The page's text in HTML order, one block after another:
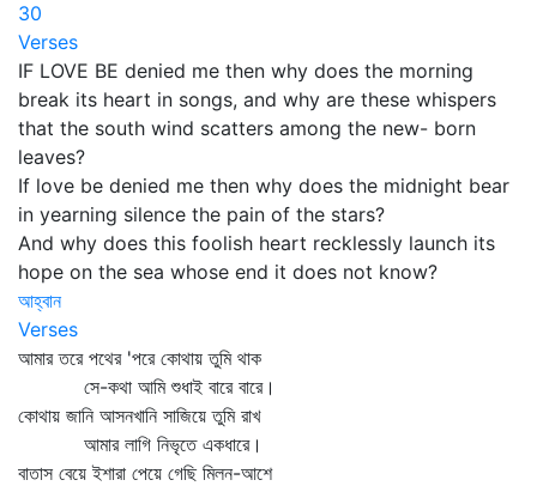
30
Verses
IF LOVE BE denied me then why does the morning
break its heart in songs, and why are these whispers
that the south wind scatters among the new- born
leaves?
If love be denied me then why does the midnight bear
in yearning silence the pain of the stars?
And why does this foolish heart recklessly launch its
hope on the sea whose end it does not know?
আহ্বান
Verses
আমার তরে পথের 'পরে কোথায় তুমি থাক
সে-কথা আমি শুধাই বারে বারে।
কোথায় জানি আসনখানি সাজিয়ে তুমি রাখ
আমার লাগি নিভৃতে একধারে।
বাতাস বেয়ে ইশারা পেয়ে গেছি মিলন-আশে